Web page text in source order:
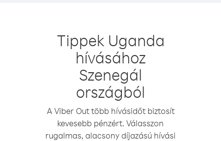
Tippek Uganda
hívásához
Szenegál
országból
A Viber Out több hívásidőt biztosít
kevesebb pénzért. Válasszon
rugalmas, alacsony díjazású hívási